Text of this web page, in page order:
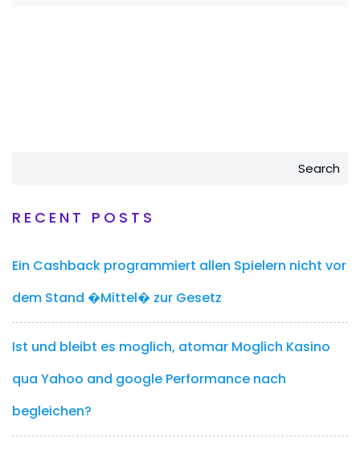
Search
RECENT POSTS
Ein Cashback programmiert allen Spielern nicht vor
dem Stand �Mittel� zur Gesetz
Ist und bleibt es moglich, atomar Moglich Kasino
qua Yahoo and google Performance nach
begleichen?